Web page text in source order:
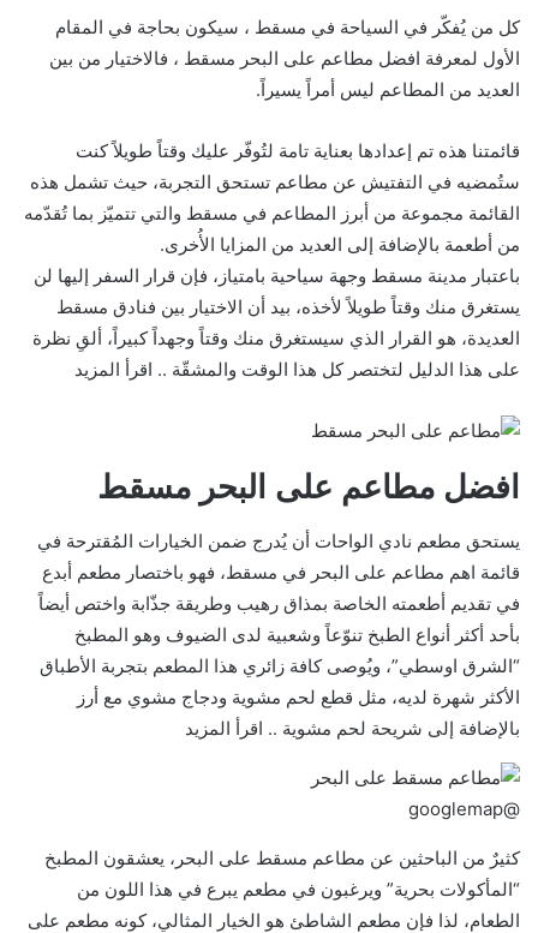
كل من يُفكّر في السياحة في مسقط ، سيكون بحاجة في المقام
الأول لمعرفة افضل مطاعم على البحر مسقط ، فالاختيار من بين
العديد من المطاعم ليس أمراً يسيراً.
قائمتنا هذه تم إعدادها بعناية تامة لتُوفّر عليك وقتاً طويلاً كنت
ستُمضيه في التفتيش عن مطاعم تستحق التجربة، حيث تشمل هذه
القائمة مجموعة من أبرز المطاعم في مسقط والتي تتميّز بما تُقدّمه
من أطعمة بالإضافة إلى العديد من المزايا الأُخرى.
باعتبار مدينة مسقط وجهة سياحية بامتياز، فإن قرار السفر إليها لن
يستغرق منك وقتاً طويلاً لأخذه، بيد أن الاختيار بين فنادق مسقط
العديدة، هو القرار الذي سيستغرق منك وقتاً وجهداً كبيراً، ألقِ نظرة
على هذا الدليل لتختصر كل هذا الوقت والمشقّة .. اقرأ المزيد
افضل مطاعم على البحر مسقط
يستحق مطعم نادي الواحات أن يُدرج ضمن الخيارات المُقترحة في
قائمة اهم مطاعم على البحر في مسقط، فهو باختصار مطعم أبدع
في تقديم أطعمته الخاصة بمذاق رهيب وطريقة جذّابة واختص أيضاً
بأحد أكثر أنواع الطبخ تنوّعاً وشعبية لدى الضيوف وهو المطبخ
“الشرق اوسطي”، ويُوصى كافة زائري هذا المطعم بتجربة الأطباق
الأكثر شهرة لديه، مثل قطع لحم مشوية ودجاج مشوي مع أرز
بالإضافة إلى شريحة لحم مشوية .. اقرأ المزيد
@googlemap
كثيرٌ من الباحثين عن مطاعم مسقط على البحر، يعشقون المطبخ
“المأكولات بحرية” ويرغبون في مطعم يبرع في هذا اللون من
الطعام، لذا فإن مطعم الشاطئ هو الخيار المثالي، كونه مطعم على